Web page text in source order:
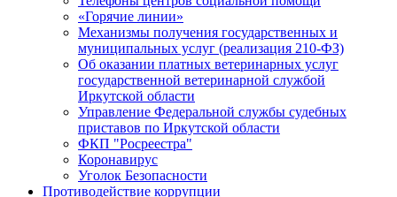
«Горячие линии»
Механизмы получения государственных и
муниципальных услуг (реализация 210-ФЗ)
Об оказании платных ветеринарных услуг
государственной ветеринарной службой
Иркутской области
Управление Федеральной службы судебных
приставов по Иркутской области
ФКП "Росреестра"
Коронавирус
Уголок Безопасности
Противодействие коррупции